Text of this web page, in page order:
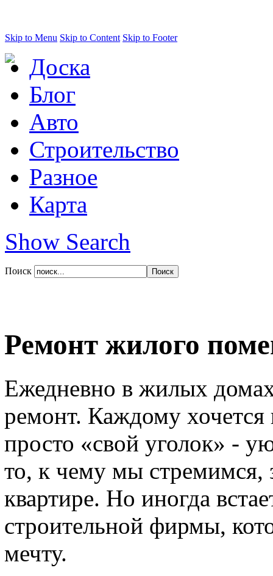
Skip to Menu Skip to Content Skip to Footer
Доска
Блог
Авто
Строительство
Разное
Карта
Show Search
Поиск
Ремонт жилого
Ежедневно в жилых домах
ремонт. Каждому
просто «свой уголок» -
то, к чему мы стремимся,
квартире. Но иногда
строительной фирмы,
мечту.